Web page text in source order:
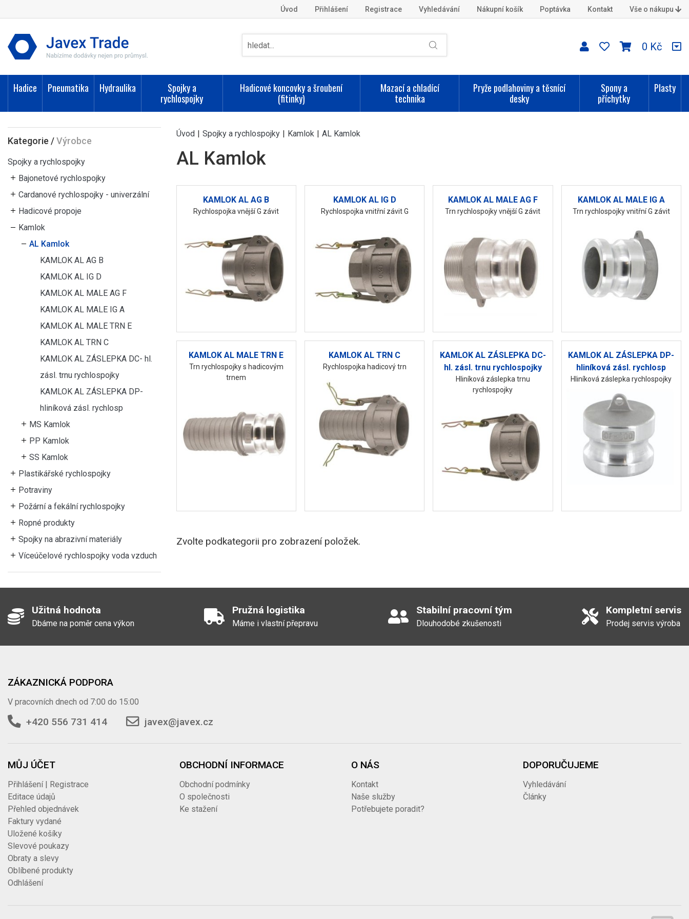
Úvod Přihlášení Registrace Vyhledávání Nákupní košík Poptávka Kontakt Vše o nákupu
0 Kč
Hadice Pneumatika Hydraulika
Spojky a
rychlospojky
Hadicové koncovky a šroubení
(fitinky)
Mazací a chladící
technika
Pryže podlahoviny a těsnící
desky
Spony a
příchytky
Plasty
Kategorie /Výrobce
Spojky a rychlospojky
Bajonetové rychlospojky
Cardanové rychlospojky - univerzální
Hadicové propoje
Kamlok
AL Kamlok
KAMLOK AL AG B
KAMLOK AL IG D
KAMLOK AL MALE AG F
KAMLOK AL MALE IG A
KAMLOK AL MALE TRN E
KAMLOK AL TRN C
KAMLOK AL ZÁSLEPKA DC- hl.
zásl. trnu rychlospojky
KAMLOK AL ZÁSLEPKA DP-
hliníková zásl. rychlosp
MS Kamlok
PP Kamlok
SS Kamlok
Plastikářské rychlospojky
Potraviny
Požární a fekální rychlospojky
Ropné produkty
Spojky na abrazivní materiály
Víceúčelové rychlospojky voda vzduch
Úvod | Spojky a rychlospojky | Kamlok | AL Kamlok
AL Kamlok
KAMLOK AL AG B
Rychlospojka vnější G závit
KAMLOK AL IG D
Rychlospojka vnitřní závit G
KAMLOK AL MALE AG F
Trn rychlospojky vnější G závit
KAMLOK AL MALE IG A
Trn rychlospojky vnitřní G závit
KAMLOK AL MALE TRN E
Trn rychlospojky s hadicovým
trnem
KAMLOK AL TRN C
Rychlospojka hadicový trn
KAMLOK AL ZÁSLEPKA DC-
hl. zásl. trnu rychlospojky
Hliníková záslepka trnu
rychlospojky
KAMLOK AL ZÁSLEPKA DP-
hliníková zásl. rychlosp
Hliníková záslepka rychlospojky
Zvolte podkategorii pro zobrazení položek.
Užitná hodnota
Dbáme na poměr cena výkon
Pružná logistika
Máme i vlastní přepravu
Stabilní pracovní tým
Dlouhodobé zkušenosti
Kompletní servis
Prodej servis výroba
ZÁKAZNICKÁ PODPORA
V pracovních dnech od 7:00 do 15:00
+420 556 731 414 javex@javex.cz
MŮJ ÚČET
Přihlášení | Registrace
Editace údajů
Přehled objednávek
Faktury vydané
Uložené košíky
Slevové poukazy
Obraty a slevy
Oblíbené produkty
Odhlášení
OBCHODNÍ INFORMACE
Obchodní podmínky
O společnosti
Ke stažení
O NÁS
Kontakt
Naše služby
Potřebujete poradit?
DOPORUČUJEME
Vyhledávání
Články